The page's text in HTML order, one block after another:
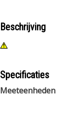
Beschrijving
Specificaties
Meeteenheden